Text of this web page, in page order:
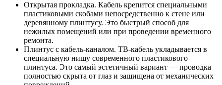
Открытая прокладка. Кабель крепится специальными
пластиковыми скобами непосредственно к стене или
деревянному плинтусу. Это быстрый способ для
нежилых помещений или при проведении временного
ремонта.
Плинтус с кабель-каналом. ТВ-кабель укладывается в
специальную нишу современного пластикового
плинтуса. Это самый эстетичный вариант — проводка
полностью скрыта от глаз и защищена от механических